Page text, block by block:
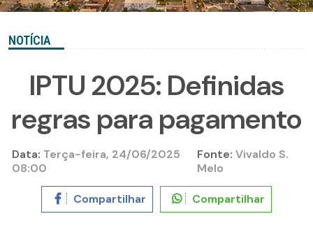
NOTÍCIA
IPTU 2025: Definidas
regras para pagamento
Data: Terça-feira, 24/06/2025
08:00
Fonte: Vivaldo S.
Melo
Compartilhar Compartilhar